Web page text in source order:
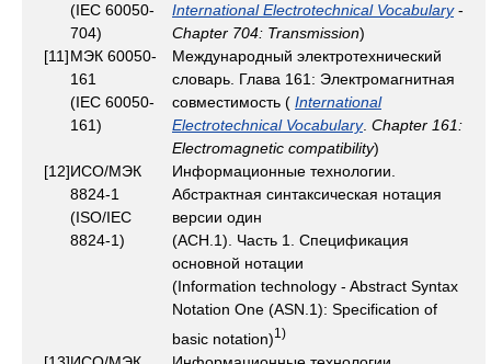
(IEC 60050-
704)
International Electrotechnical Vocabulary-
Chapter 704: Transmission)
[11]МЭК 60050-
161
(IEC 60050-
161)
Международный электротехнический
словарь. Глава 161: Электромагнитная
совместимость ( International
Electrotechnical Vocabulary. Chapter 161:
Electromagnetic compatibility)
[12]ИСО/МЭК
8824-1
(ISO/IEC
8824-1)
Информационные технологии.
Абстрактная синтаксическая нотация
версии один
(АСН.1). Часть 1. Спецификация
основной нотации
(Information technology - Abstract Syntax
Notation One (ASN.1): Specification of
basic notation)1)